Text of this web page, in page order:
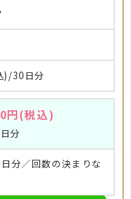
)/30日分
円(税込)
分
分／回数の決まりな